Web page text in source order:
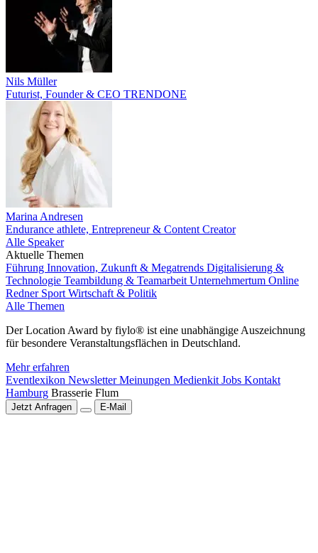
Nils Müller
Futurist, Founder & CEO TRENDONE
Marina Andresen
Endurance athlete, Entrepreneur & Content Creator
Alle Speaker
Aktuelle Themen
Führung Innovation, Zukunft & Megatrends Digitalisierung &
Technologie Teambildung & Teamarbeit Unternehmertum Online
Redner Sport Wirtschaft & Politik
Alle Themen
Der Location Award by fiylo® ist eine unabhängige Auszeichnung
für besondere Veranstaltungsflächen in Deutschland.
Mehr erfahren
Eventlexikon NewsletterMeinungen Medienkit Jobs Kontakt
Hamburg Brasserie Flum
Jetzt Anfragen E-Mail